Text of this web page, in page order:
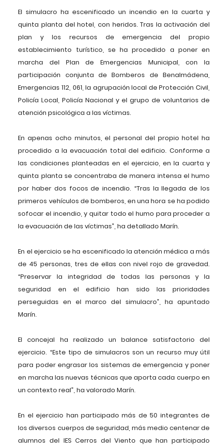
El simulacro ha escenificado un incendio en la cuarta y
quinta planta del hotel, con heridos. Tras la activación del
plan y los recursos de emergencia del propio
establecimiento turístico, se ha procedido a poner en
marcha del Plan de Emergencias Municipal, con la
participación conjunta de Bomberos de Benalmádena,
Emergencias 112, 061, la agrupación local de Protección Civil,
Policía Local, Policía Nacional y el grupo de voluntarios de
atención psicológica a las víctimas.
En apenas ocho minutos, el personal del propio hotel ha
procedido a la evacuación total del edificio. Conforme a
las condiciones planteadas en el ejercicio, en la cuarta y
quinta planta se concentraba de manera intensa el humo
por haber dos focos de incendio. “Tras la llegada de los
primeros vehículos de bomberos, en una hora se ha podido
sofocar el incendio, y quitar todo el humo para proceder a
la evacuación de las víctimas”, ha detallado Marín.
En el ejercicio se ha escenificado la atención médica a más
de 45 personas, tres de ellas con nivel rojo de gravedad.
“Preservar la integridad de todas las personas y la
seguridad en el edificio han sido las prioridades
perseguidas en el marco del simulacro”, ha apuntado
Marín.
El concejal ha realizado un balance satisfactorio del
ejercicio. “Este tipo de simulacros son un recurso muy útil
para poder engrasar los sistemas de emergencia y poner
en marcha las nuevas técnicas que aporta cada cuerpo en
un contexto real”, ha valorado Marín.
En el ejercicio han participado más de 50 integrantes de
los diversos cuerpos de seguridad, más medio centenar de
alumnos del IES Cerros del Viento que han participado